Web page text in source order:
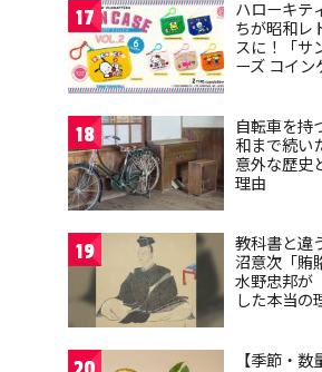
17
ハローキテ
ちが昭和レ
スに！「サ
ーズ コイ
18
自転車を持
和まで続い
意外な歴史
理由
19
教科書と違
沼意次「賄
水野忠邦が
した本当の
【季節・